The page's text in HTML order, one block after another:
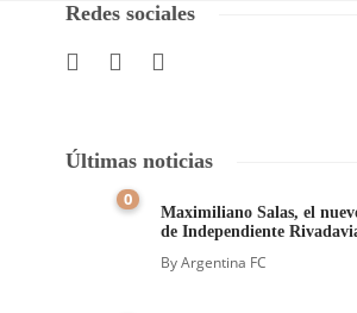
Redes sociales
Últimas noticias
0
Maximiliano Salas, el
de Independiente
ByArgentina FC